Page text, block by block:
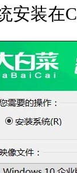
安装在C